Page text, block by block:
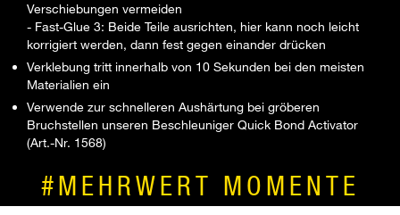
Verschiebungen vermeiden
- Fast-Glue 3: Beide Teile ausrichten, hier kann noch leicht
korrigiert werden, dann fest gegen einander drücken
Verklebung tritt innerhalb von 10 Sekunden bei den meisten
Materialien ein
Verwende zur schnelleren Aushärtung bei gröberen
Bruchstellen unseren Beschleuniger Quick Bond Activator
(Art.-Nr. 1568)
#MEHRWERT MOMENTE